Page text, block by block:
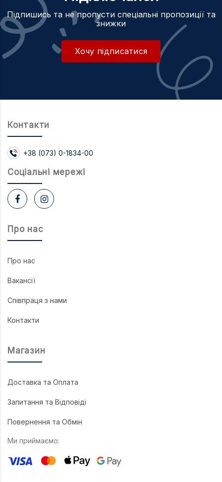
Підпишись та не пропусти спеціальні пропозиції та
знижки
Хочу підписатися
Про нас
Про нас
Вакансії
Співпраця з нами
Контакти
Магазин
Доставка та Оплата
Запитання та Відповіді
Повернення та Обмін
Ми приймаємо:
Контакти
+38 (073) 0-1834-00
Соцiальнi мережi